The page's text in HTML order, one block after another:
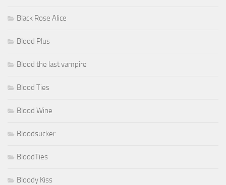
Black Rose Alice
Blood Plus
Blood the last vampire
Blood Ties
Blood Wine
Bloodsucker
BloodTies
Bloody Kiss